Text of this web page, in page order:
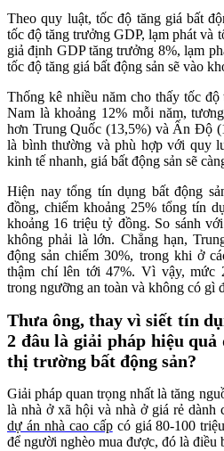
Theo quy luật, tốc độ tăng giá bất
tốc độ tăng trưởng GDP, lạm phát và
giả định GDP tăng trưởng 8%, lạm
tốc độ tăng giá bất động sản sẽ vào
Thống kê nhiều năm cho thấy tốc
Nam là khoảng 12% mỗi năm,
hơn Trung Quốc (13,5%) và Ấn Độ
là bình thường và phù hợp với quy
kinh tế nhanh, giá bất động sản sẽ
Hiện nay tổng tín dụng bất động
đồng, chiếm khoảng 25% tổng tín
khoảng 16 triệu tỷ đồng. So sánh
không phải là lớn. Chẳng hạn,
động sản chiếm 30%, trong khi ở
thậm chí lên tới 47%. Vì vậy, mức
trong ngưỡng an toàn và không có gì
Thưa ông, thay vì siết tín
2 đâu là giải pháp hiệu quả
thị trường bất động sản?
Giải pháp quan trọng nhất là tăng
là nhà ở xã hội và nhà ở giá rẻ dành
dự án nhà cao cấpcó giá 80-100
để người nghèo mua được, đó là điều